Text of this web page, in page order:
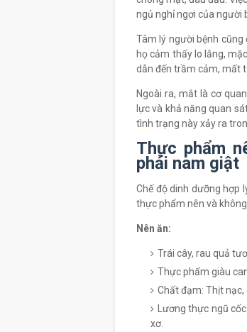
ngủ nghỉ ngơi của người
Tâm lý người bệnh
họ cảm thấy lo lắng,
dẫn đến trầm cảm, mất
Ngoài ra, mắt là cơ
lực và khả năng quan
tình trạng này xảy ra
Thực phẩm
phải nam giật
Chế độ dinh dưỡng hợp
thực phẩm nên và
Nên ăn:
Trái cây, rau quả
Thực phẩm giàu
Chất đạm: Thịt nạc,
Lương thực ngũ
xơ.